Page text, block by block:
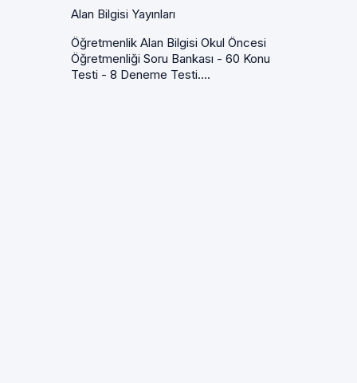
Alan Bilgisi Yayınları
Öğretmenlik Alan Bilgisi Okul Öncesi
Öğretmenliği Soru Bankası - 60 Konu
Testi - 8 Deneme Testi....